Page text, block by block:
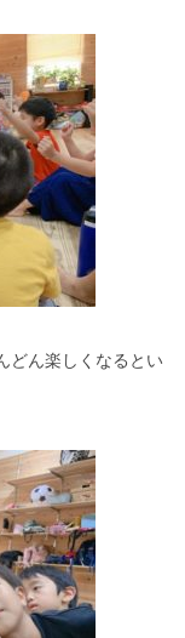
どん楽しくなるとい